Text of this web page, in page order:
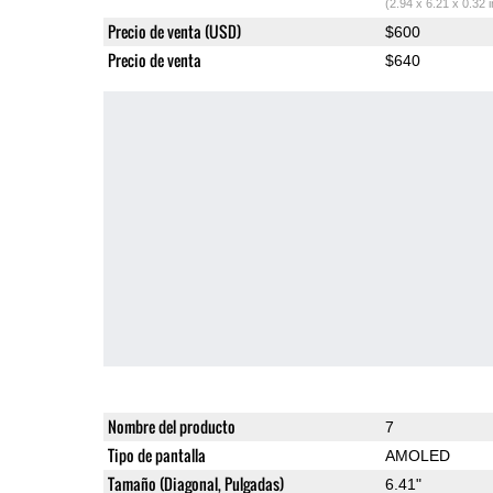
(2.94 x 6.21 x 0.32
Precio de venta (USD) $600
Precio de venta $640
Nombre del producto 7
Tipo de pantalla AMOLED
Tamaño (Diagonal, Pulgadas) 6.41"